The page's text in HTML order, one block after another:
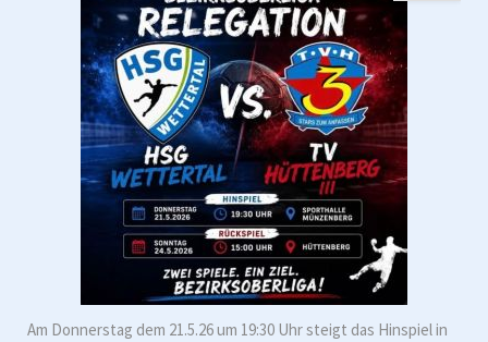
Am Donnerstag dem 21.5.26 um 19:30 Uhr steigt das Hinspiel in